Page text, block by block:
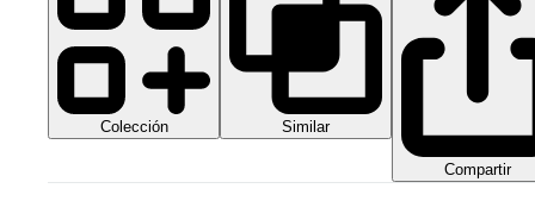
Colección Similar
Compartir